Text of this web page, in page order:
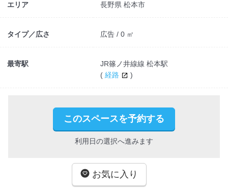
エリア 長野県 松本市
タイプ／広さ 広告 / 0 ㎡
最寄駅
JR篠ノ井線線 松本駅
( 経路 )
このスペースを予約する
利用日の選択へ進みます
お気に入り